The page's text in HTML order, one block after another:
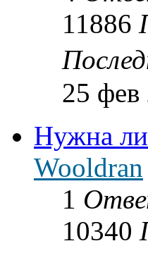
11886
25 фев
Нужна
Wooldran
1
10340